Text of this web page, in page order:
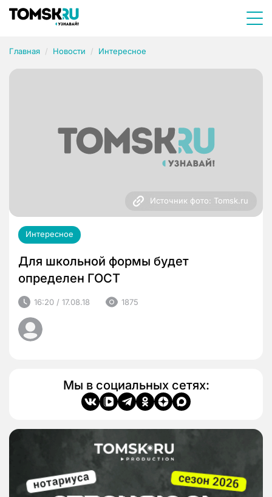
Главная Новости Интересное
Источник фото: Tomsk.ru
Интересное
Для школьной формы будет
определен ГОСТ
16:20 / 17.08.18 1875
Мы в социальных сетях: